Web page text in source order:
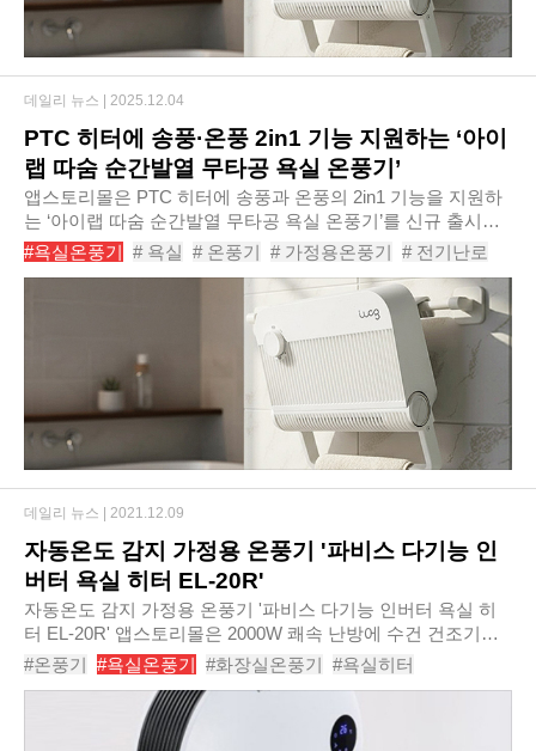
PTC 히터에 송풍·온풍 2in1 기능 지원하는 ‘아이
랩 따숨 순간발열 무타공 욕실 온풍기’
앱스토리몰은 PTC 히터에 송풍과 온풍의 2in1 기능을 지원하
는 ‘아이랩 따숨 순간발열 무타공 욕실 온풍기’를 신규 출시한
다고 밝혔다. ‘아이랩 따숨 순간발열 무타공 욕실 온풍기’는 폭
34cm의 컴팩트한 사이즈로 좁은 ..
#욕실온풍기 # 욕실 # 온풍기 # 가정용온풍기 # 전기난로
# 전기히터 # 전기온풍기 # 욕실난방기 # 미니온풍기
데일리 뉴스 | 2025.12.04
자동온도 감지 가정용 온풍기 '파비스 다기능 인
버터 욕실 히터 EL-20R'​
자동온도 감지 가정용 온풍기 '파비스 다기능 인버터 욕실 히
터 EL-20R'​ 앱스토리몰은 2000W 쾌속 난방에 수건 건조기능
까지 갖춘 ‘파비스 다기능 인버터 욕실 히터 EL-20R’을신규 출
시한다고 밝혔다. ‘파비스 다기..
#온풍기 #욕실온풍기 #화장실온풍기 #욕실히터
#욕실전기히터 #화장실전기히터 #가정용온풍기 #히터
#화장실히터
데일리 뉴스 | 2021.12.09